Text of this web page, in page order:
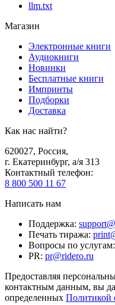
llm.txt
Магазин
Электронные книги
Аудиокниги
Новинки
Бесплатные книги
Импринты
Подборки
Доставка
Как нас найти?
620027, Россия,
г. Екатеринбург, а/я 313
Контактный телефон:
8 800 500 11 67
Написать нам
Поддержка:
Печать тиража:
Вопросы по услугам:
PR: pr@ridero.ru
Предоставляя
контактным данным, вы
определенных Политикой